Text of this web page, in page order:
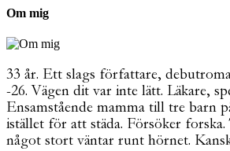
Om mig
33 år. Ett slags författare,
-26. Vägen dit var inte lätt. Läkare,
Ensamstående mamma till tre barn
istället för att städa. Försöker
något stort väntar runt hörnet.